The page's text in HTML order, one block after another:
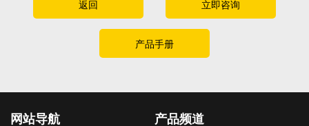
返回 立即咨询
产品手册
网站导航 产品频道